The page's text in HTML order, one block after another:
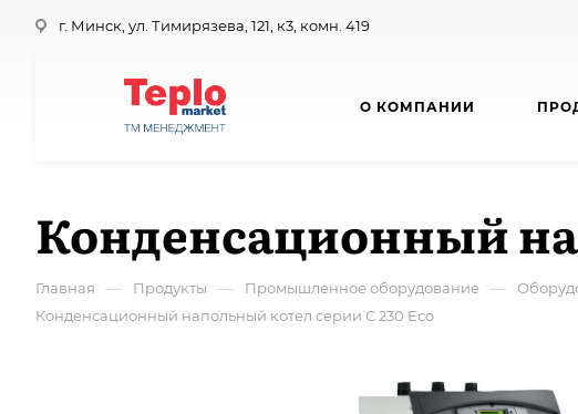
г. Минск, ул. Тимирязева, 121, к3, комн. 419
О КОМПАНИИ
Конденсационный
Главная — Продукты — Промышленное оборудование —
Конденсационный напольный котел серии С 230 Есо